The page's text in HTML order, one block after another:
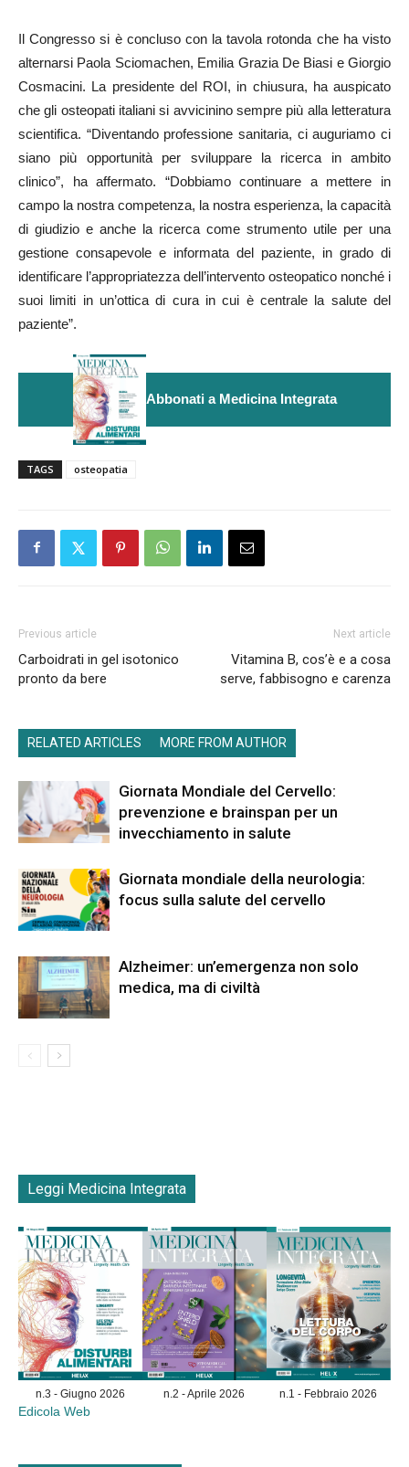
Il Congresso si è concluso con la tavola rotonda che ha visto
alternarsi Paola Sciomachen, Emilia Grazia De Biasi e Giorgio
Cosmacini. La presidente del ROI, in chiusura, ha auspicato
che gli osteopati italiani si avvicinino sempre più alla letteratura
scientifica. “Diventando professione sanitaria, ci auguriamo ci
siano più opportunità per sviluppare la ricerca in ambito
clinico”, ha affermato. “Dobbiamo continuare a mettere in
campo la nostra competenza, la nostra esperienza, la capacità
di giudizio e anche la ricerca come strumento utile per una
gestione consapevole e informata del paziente, in grado di
identificare l’appropriatezza dell’intervento osteopatico nonché i
suoi limiti in un’ottica di cura in cui è centrale la salute del
paziente”.
Abbonati a Medicina Integrata
TAGS osteopatia
Previous article
Carboidrati in gel isotonico
pronto da bere
Next article
Vitamina B, cos’è e a cosa
serve, fabbisogno e carenza
RELATED ARTICLES MORE FROM AUTHOR
Giornata Mondiale del Cervello:
prevenzione e brainspan per un
invecchiamento in salute
Giornata mondiale della neurologia:
focus sulla salute del cervello
Alzheimer: un’emergenza non solo
medica, ma di civiltà
Leggi Medicina Integrata
n.3 - Giugno 2026 n.2 - Aprile 2026 n.1 - Febbraio 2026
Edicola Web